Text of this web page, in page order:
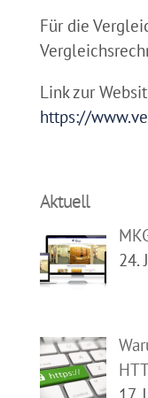
Für die
Link zur
https://
Aktuell
24.